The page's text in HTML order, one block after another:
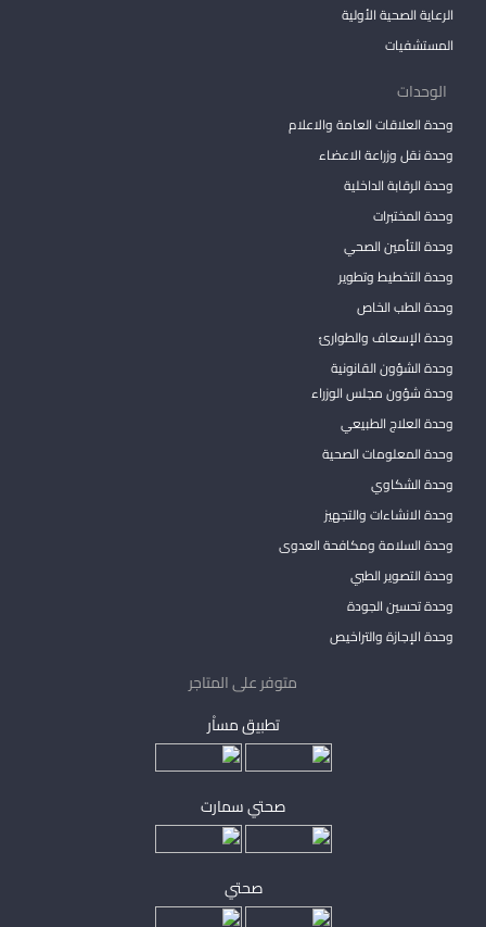
الرعاية الصحية الأولية
المستشفيات
الوحدات
وحدة العلاقات العامة والاعلام
وحدة نقل وزراعة الاعضاء
وحدة الرقابة الداخلية
وحدة المختبرات
وحدة التأمين الصحي
وحدة التخطيط وتطوير
وحدة الطب الخاص
وحدة الإسعاف والطوارئ
وحدة الشؤون القانونية
وحدة شؤون مجلس الوزراء
وحدة العلاج الطبيعي
وحدة المعلومات الصحية
وحدة الشكاوي
وحدة الانشاءات والتجهيز
وحدة السلامة ومكافحة العدوى
وحدة التصوير الطبي
وحدة تحسين الجودة
وحدة الإجازة والتراخيص
متوفر على المتاجر
تطبيق مساْر
صحتي سمارت
صحتي